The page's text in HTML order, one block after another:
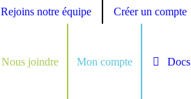
Rejoins notre équipe Créer un compte
Nous joindre Mon compte Docs